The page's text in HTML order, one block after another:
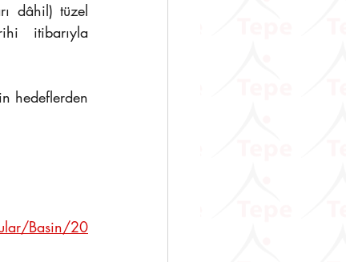
dâhil) tüzel
itibarıyla
hedeflerden
Basin/20